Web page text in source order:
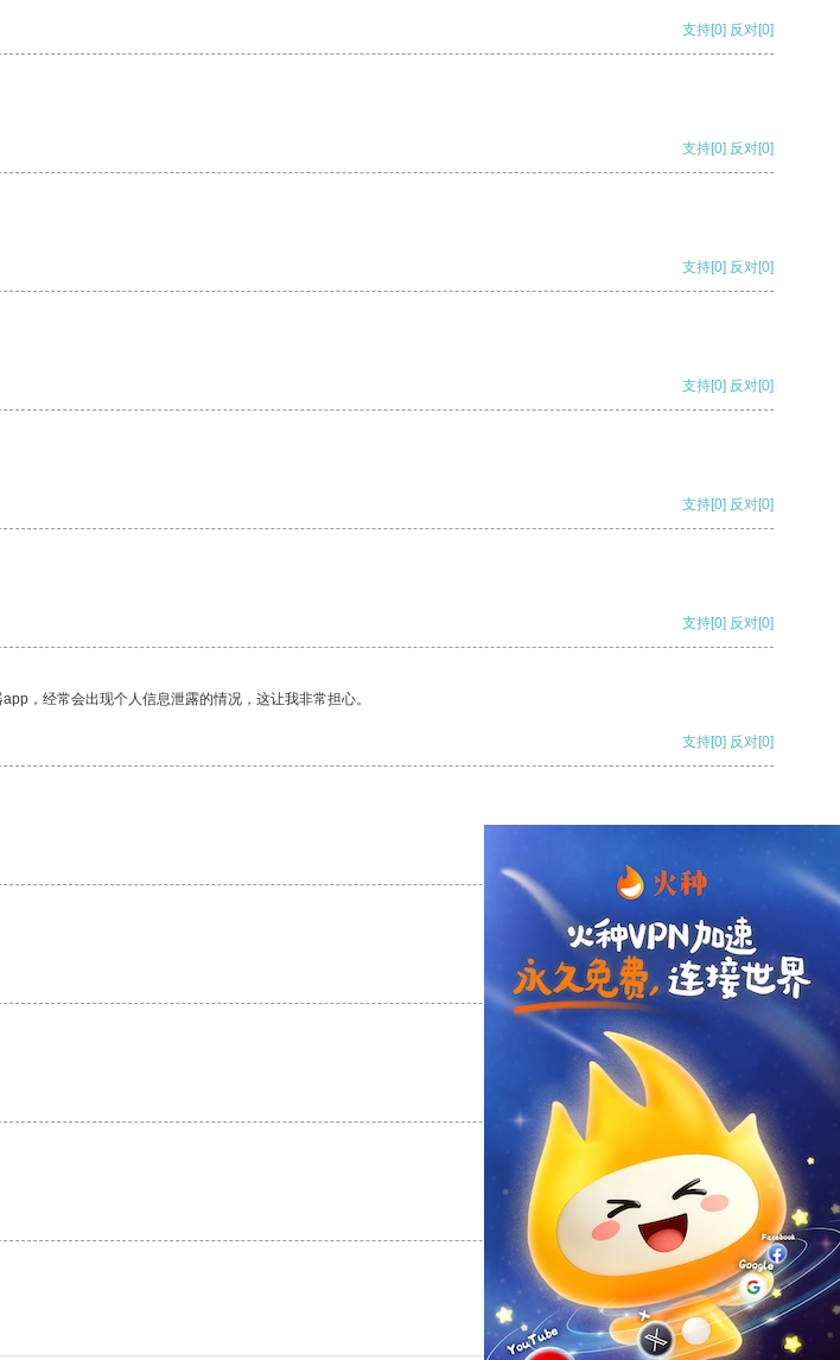
支持[0] 反对[0]
支持[0] 反对[0]
支持[0] 反对[0]
支持[0] 反对[0]
支持[0] 反对[0]
支持[0] 反对[0]
，经常会出现个人信息泄露的情况，这让我非常担心。
支持[0] 反对[0]
支持 [0] 反对[0]
支持[0] 反对
支持[0] 反对[0]